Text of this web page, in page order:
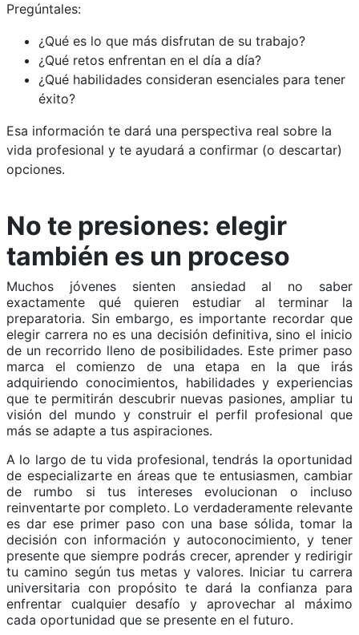
Pregúntales:
¿Qué es lo que más disfrutan de su trabajo?
¿Qué retos enfrentan en el día a día?
¿Qué habilidades consideran esenciales para tener
éxito?
Esa información te dará una perspectiva real sobre la
vida profesional y te ayudará a confirmar (o descartar)
opciones.
No te presiones: elegir
también es un proceso
Muchos jóvenes sienten ansiedad al no saber
exactamente qué quieren estudiar al terminar la
preparatoria. Sin embargo, es importante recordar que
elegir carrera no es una decisión definitiva, sino el inicio
de un recorrido lleno de posibilidades. Este primer paso
marca el comienzo de una etapa en la que irás
adquiriendo conocimientos, habilidades y experiencias
que te permitirán descubrir nuevas pasiones, ampliar tu
visión del mundo y construir el perfil profesional que
más se adapte a tus aspiraciones.
A lo largo de tu vida profesional, tendrás la oportunidad
de especializarte en áreas que te entusiasmen, cambiar
de rumbo si tus intereses evolucionan o incluso
reinventarte por completo. Lo verdaderamente relevante
es dar ese primer paso con una base sólida, tomar la
decisión con información y autoconocimiento, y tener
presente que siempre podrás crecer, aprender y redirigir
tu camino según tus metas y valores. Iniciar tu carrera
universitaria con propósito te dará la confianza para
enfrentar cualquier desafío y aprovechar al máximo
cada oportunidad que se presente en el futuro.